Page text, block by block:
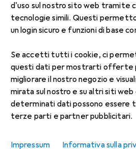
d'uso sul nostro sito web tramite
tecnologie simili. Questi
un login sicuro e funzioni di base
Se accetti tutti i cookie, ci
questi dati per mostrarti offerte
migliorare il nostro negozio e
mirata sul nostro e su altri siti
determinati dati possono essere
terze parti e partner pubblicitari.
Impressum Informativa sulla
Accessori
Qui trovi accessori adatti